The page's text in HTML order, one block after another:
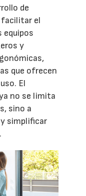
de
facilitar el
equipos
y
que ofrecen
El
no se limita
sino a
simplificar